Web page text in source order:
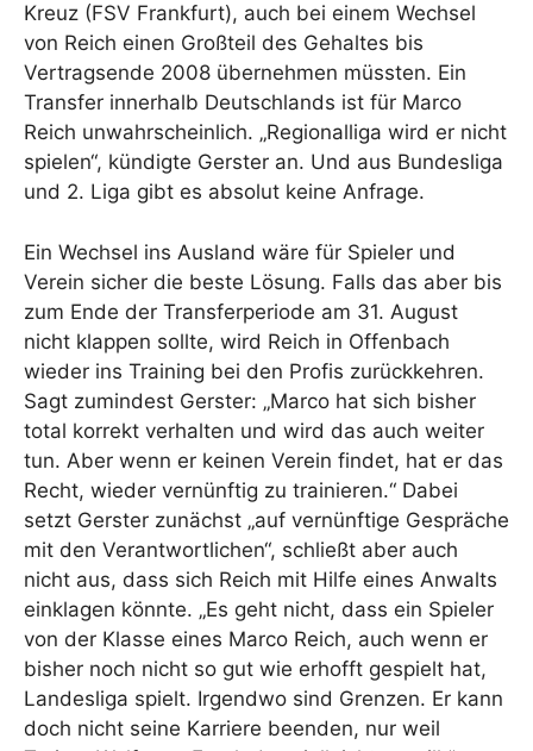
Kreuz (FSV Frankfurt), auch bei einem Wechsel
von Reich einen Großteil des Gehaltes bis
Vertragsende 2008 übernehmen müssten. Ein
Transfer innerhalb Deutschlands ist für Marco
Reich unwahrscheinlich. „Regionalliga wird er nicht
spielen“, kündigte Gerster an. Und aus Bundesliga
und 2. Liga gibt es absolut keine Anfrage.
Ein Wechsel ins Ausland wäre für Spieler und
Verein sicher die beste Lösung. Falls das aber bis
zum Ende der Transferperiode am 31. August
nicht klappen sollte, wird Reich in Offenbach
wieder ins Training bei den Profis zurückkehren.
Sagt zumindest Gerster: „Marco hat sich bisher
total korrekt verhalten und wird das auch weiter
tun. Aber wenn er keinen Verein findet, hat er das
Recht, wieder vernünftig zu trainieren.“ Dabei
setzt Gerster zunächst „auf vernünftige Gespräche
mit den Verantwortlichen“, schließt aber auch
nicht aus, dass sich Reich mit Hilfe eines Anwalts
einklagen könnte. „Es geht nicht, dass ein Spieler
von der Klasse eines Marco Reich, auch wenn er
bisher noch nicht so gut wie erhofft gespielt hat,
Landesliga spielt. Irgendwo sind Grenzen. Er kann
doch nicht seine Karriere beenden, nur weil